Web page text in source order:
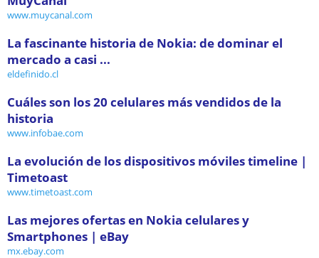
www.muycanal.com
La fascinante historia de Nokia: de dominar el
mercado a casi ...
eldefinido.cl
Cuáles son los 20 celulares más vendidos de la
historia
www.infobae.com
La evolución de los dispositivos móviles timeline |
Timetoast
www.timetoast.com
Las mejores ofertas en Nokia celulares y
Smartphones | eBay
mx.ebay.com